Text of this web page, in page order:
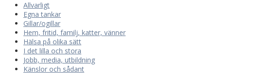
Allvarligt
Egna tankar
Gillar/ogillar
Hem, fritid, familj, katter, vänner
Hälsa på olika sätt
I det lilla och stora
Jobb, media, utbildning
Känslor och sådant